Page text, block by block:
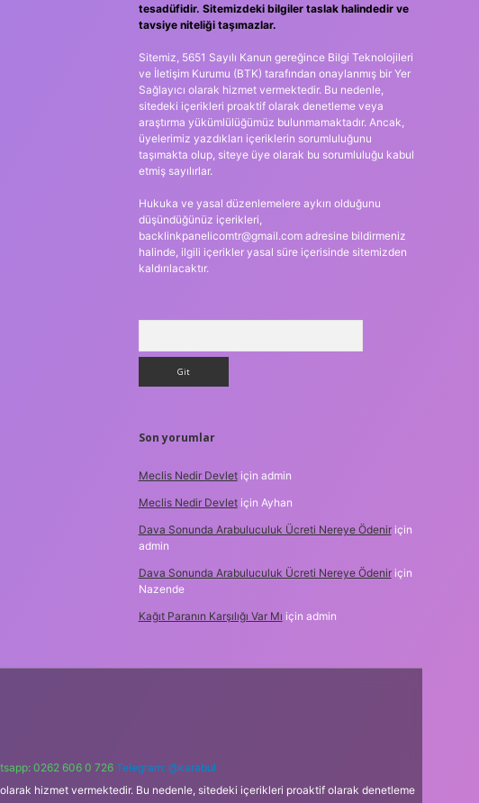
tesadüfidir. Sitemizdeki bilgiler taslak halindedir ve
tavsiye niteliği taşımazlar.
Sitemiz, 5651 Sayılı Kanun gereğince Bilgi Teknolojileri
ve İletişim Kurumu (BTK) tarafından onaylanmış bir Yer
Sağlayıcı olarak hizmet vermektedir. Bu nedenle,
sitedeki içerikleri proaktif olarak denetleme veya
araştırma yükümlülüğümüz bulunmamaktadır. Ancak,
üyelerimiz yazdıkları içeriklerin sorumluluğunu
taşımakta olup, siteye üye olarak bu sorumluluğu kabul
etmiş sayılırlar.
Hukuka ve yasal düzenlemelere aykırı olduğunu
düşündüğünüz içerikleri,
backlinkpanelicomtr@gmail.comadresine bildirmeniz
halinde, ilgili içerikler yasal süre içerisinde sitemizden
kaldırılacaktır.
Son yorumlar
Meclis Nedir Devletiçin admin
Meclis Nedir Devletiçin Ayhan
Dava Sonunda Arabuluculuk Ücreti Nereye Ödeniriçin
admin
Dava Sonunda Arabuluculuk Ücreti Nereye Ödeniriçin
Nazende
Kağıt Paranın Karşılığı Var Mı için admin
0262 606 0 726 Telegram: @karabul
olarak hizmet vermektedir. Bu nedenle, sitedeki içerikleri proaktif olarak denetleme